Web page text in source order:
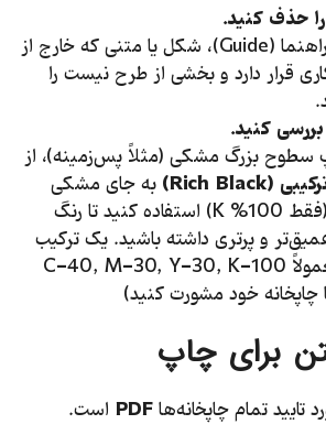
حذف کنید.
هرگونه راهنما (Guide)، شکل یا متنی که خارج از
قرار دارد و بخشی از طرح نیست را
کنید.
سطوح بزرگ مشکی (مثلاً پس‌زمینه)، از
(
Rich Black
)به جای مشکی
تک‌رنگ (فقط 100% K) استفاده کنید تا رنگ
و پرتری داشته باشید. یک ترکیب
خوب معمولاً C=40, M=30, Y=30, K=100
خود مشورت کنید)
برای چاپ
تایید تمام چاپخانه‌هاPDFاست.